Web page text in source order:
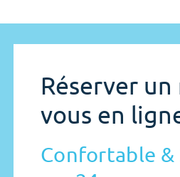
Réserver
vous en
Confortable &